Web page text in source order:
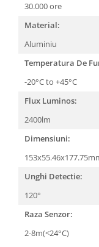
30.000 ore
Material:
Aluminiu
Temperatura De
-20°C to +45°C
Flux Luminos:
2400lm
Dimensiuni:
Unghi Detectie:
120°
Raza Senzor:
2-8m(<24°C)